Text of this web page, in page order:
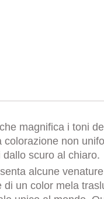
magnifica i toni del
non
scuro al chiaro.
alcune venature
un color mela